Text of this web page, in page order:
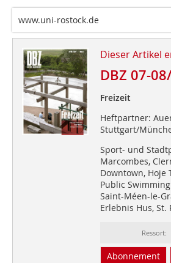
www.uni-rostock.de
Dieser Artikel
DBZ 07-
Freizeit
Heftpartner:
Stuttgart/
Sport- und
Marcombes,
Downtown, Hoje
Public
Saint-Méen-le-
Erlebnis Hus, St.
Ressort:
Abonnement